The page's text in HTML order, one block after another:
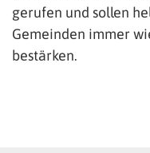
gerufen und sollen
Gemeinden immer
bestärken.